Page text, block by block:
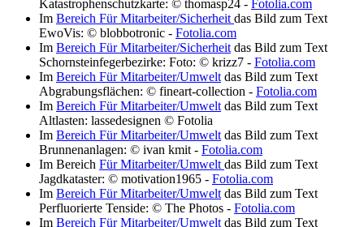
Katastrophenschutzkarte: © thomasp24 - Fotolia.com
Im Bereich Für Mitarbeiter/Sicherheit das Bild zum Text
EwoVis: © blobbotronic - Fotolia.com
Im Bereich Für Mitarbeiter/Sicherheit das Bild zum Text
Schornsteinfegerbezirke: Foto: © krizz7 - Fotolia.com
Im Bereich Für Mitarbeiter/Umwelt das Bild zum Text
Abgrabungsflächen: © fineart-collection - Fotolia.com
Im Bereich Für Mitarbeiter/Umwelt das Bild zum Text
Altlasten: lassedesignen © Fotolia
Im Bereich Für Mitarbeiter/Umwelt das Bild zum Text
Brunnenanlagen: © ivan kmit - Fotolia.com
Im Bereich Für Mitarbeiter/Umwelt das Bild zum Text
Jagdkataster: © motivation1965 - Fotolia.com
Im Bereich Für Mitarbeiter/Umwelt das Bild zum Text
Perfluorierte Tenside: © The Photos - Fotolia.com
Im Bereich Für Mitarbeiter/Umwelt das Bild zum Text